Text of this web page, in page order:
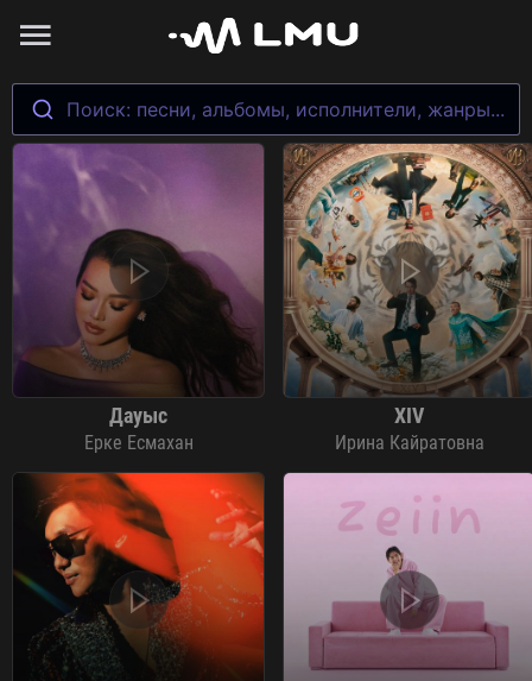
Поиск: песни, альбомы, исполнители, жанры...
Дауыс
Ерке Есмахан
XIV
Ирина Кайратовна